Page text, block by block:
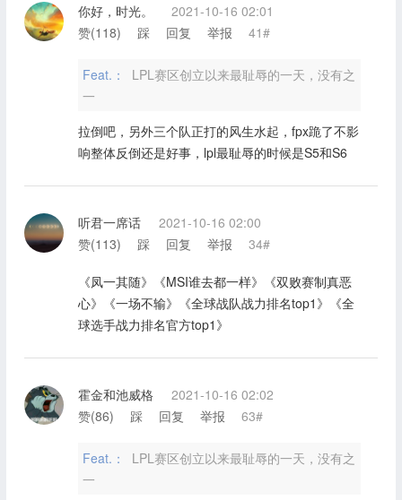
你好，时光。
2021-10-16 02:01
赞(118) 踩 回复 举报 41#
Feat.：
LPL赛区创立以来最耻辱的一天，没有之
一
拉倒吧，另外三个队正打的风生水起，fpx跪了不影
响整体反倒还是好事，lpl最耻辱的时候是S5和S6
听君一席话
2021-10-16 02:00
赞(113) 踩 回复 举报 34#
《凤一其随》《MSI谁去都一样》《双败赛制真恶
心》《一场不输》《全球战队战力排名top1》《全
球选手战力排名官方top1》
霍金和池威格
2021-10-16 02:02
赞(86) 踩 回复 举报 63#
Feat.：
LPL赛区创立以来最耻辱的一天，没有之
一